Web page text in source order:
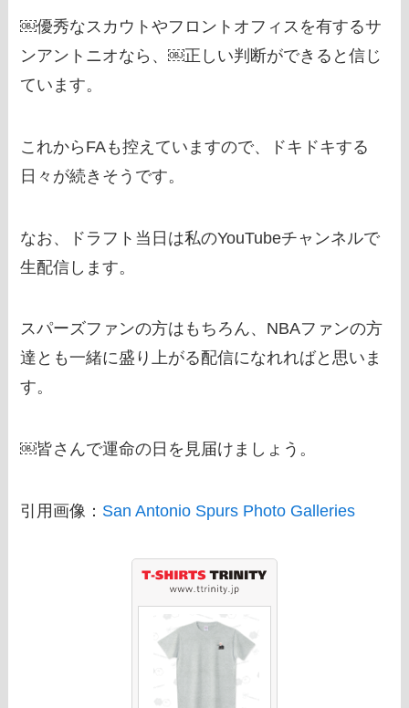
￼優秀なスカウトやフロントオフィスを有するサ
ンアントニオなら、￼正しい判断ができると信じ
ています。
これからFAも控えていますので、ドキドキする
日々が続きそうです。
なお、ドラフト当日は私のYouTubeチャンネルで
生配信します。
スパーズファンの方はもちろん、NBAファンの方
達とも一緒に盛り上がる配信になれればと思いま
す。
￼皆さんで運命の日を見届けましょう。
引用画像： San Antonio Spurs Photo Galleries